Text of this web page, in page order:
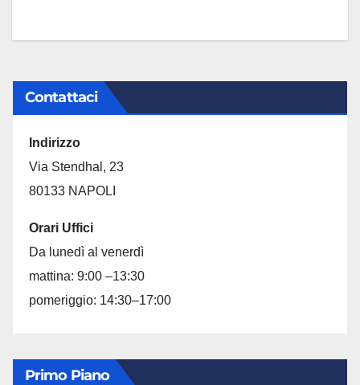
Contattaci
Indirizzo
Via Stendhal, 23
80133 NAPOLI
Orari Uffici
Da lunedì al venerdì
mattina: 9:00 –13:30
pomeriggio: 14:30–17:00
Primo Piano